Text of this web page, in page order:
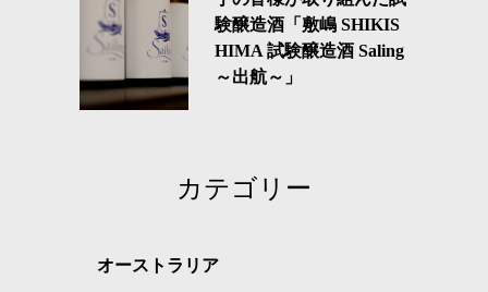
験醸造酒「敷嶋 SHIKIS
HIMA 試験醸造酒 Saling
～出航～」
カテゴリー
オーストラリア